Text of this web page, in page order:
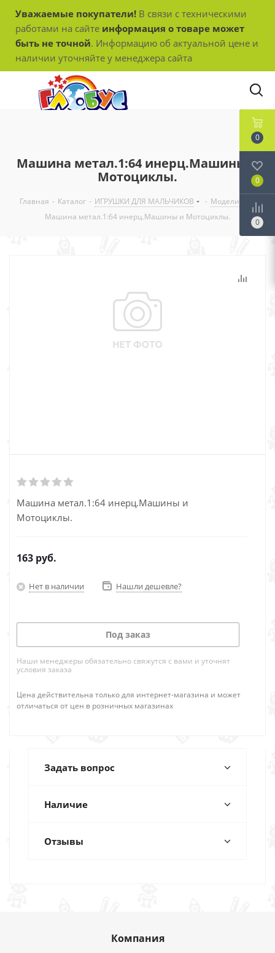
Уважаемые покупатели! В связи с техническими
работами на сайте информация о товаре может
быть не точной. Информацию об актуальной цене и
наличии уточняйте у менеджера сайта
Машина метал.1:64 инерц.Машины и
Мотоциклы.
Главная - Каталог - ИГРУШКИ ДЛЯ МАЛЬЧИКОВ - Модели
Машина метал.1:64 инерц.Машины и Мотоциклы.
Машина метал.1:64 инерц.Машины и
163 руб.
Нет в наличии Нашли дешевле?
Под заказ
Наши менеджеры обязательно свяжутся с вами и уточнят
условия заказа
Цена действительна только для интернет-магазина и может
отличаться от цен в розничных магазинах
Задать вопрос
Наличие
Отзывы
Компания
0
0
0